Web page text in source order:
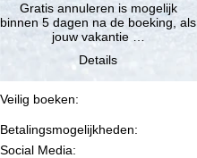
Gratis annuleren is mogelijk
binnen 5 dagen na de boeking, als
jouw vakantie …
Details
Veilig boeken:
Betalingsmogelijkheden:
Social Media: